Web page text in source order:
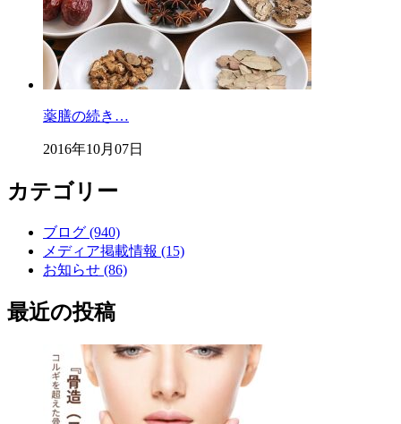
薬膳の続き…
2016年10月07日
カテゴリー
ブログ (940)
メディア掲載情報 (15)
お知らせ (86)
最近の投稿